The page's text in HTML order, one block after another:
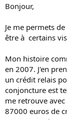
Bonjour,
Je me permets
être à certains
Mon histoire
en 2007. J'en
un crédit relais
conjoncture est
me retrouve
87000 euros de